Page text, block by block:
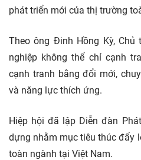
phát triển mới của thị trường
Theo ông Đinh Hồng Kỳ, Chủ
nghiệp không thể chỉ cạnh
cạnh tranh bằng đổi mới,
và năng lực thích ứng.
Hiệp hội đã lập Diễn đàn
dựng nhằm mục tiêu thúc đẩy
toàn ngành tại Việt Nam.